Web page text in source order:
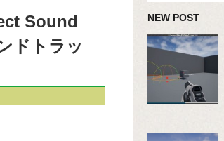
Sound
ドトラッ
NEW POST